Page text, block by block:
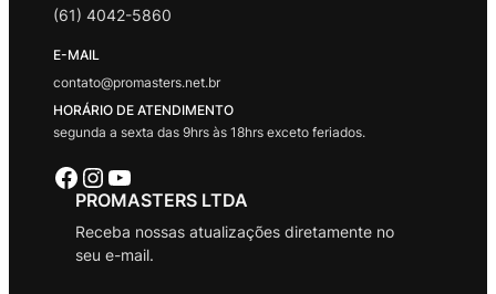
(61) 4042-5860
E-MAIL
contato@promasters.net.br
HORÁRIO DE ATENDIMENTO
segunda a sexta das 9hrs às 18hrs exceto feriados.
Facebook Instagram Youtube
PROMASTERS LTDA
Receba nossas atualizações diretamente no
seu e-mail.